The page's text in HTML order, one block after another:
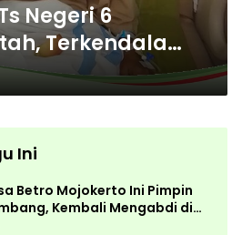
Negeri 6
Terkendala
Sempat Dirawat
Sangkal Putung
Ini
Betro Mojokerto Ini Pimpin
Kembali Mengabdi di